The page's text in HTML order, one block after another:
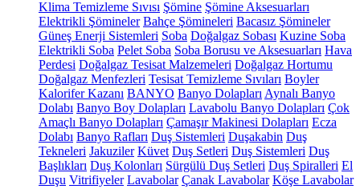
Klima Temizleme Sıvısı Şömine Şömine Aksesuarları
Elektrikli Şömineler Bahçe Şömineleri Bacasız Şömineler
Güneş Enerji Sistemleri Soba Doğalgaz Sobası Kuzine Soba
Elektrikli Soba Pelet Soba Soba Borusu ve Aksesuarları Hava
Perdesi Doğalgaz Tesisat Malzemeleri Doğalgaz Hortumu
Doğalgaz Menfezleri Tesisat Temizleme Sıvıları Boyler
Kalorifer Kazanı BANYO Banyo Dolapları Aynalı Banyo
Dolabı Banyo Boy Dolapları Lavabolu Banyo Dolapları Çok
Amaçlı Banyo Dolapları Çamaşır Makinesi Dolapları Ecza
Dolabı Banyo Rafları Duş Sistemleri Duşakabin Duş
Tekneleri Jakuziler Küvet Duş Setleri Duş Sistemleri Duş
Başlıkları Duş Kolonları Sürgülü Duş Setleri Duş Spiralleri El
Duşu Vitrifiyeler Lavabolar Çanak Lavabolar Köşe Lavabolar